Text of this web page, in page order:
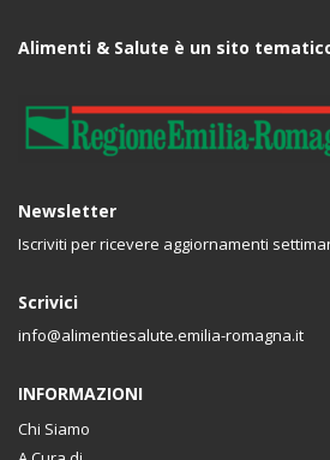
Alimenti & Salute è un sito
Newsletter
Iscriviti per ricevere aggiornamenti
Scrivici
info@alimentiesalute.emilia-romagna.it
INFORMAZIONI
Chi Siamo